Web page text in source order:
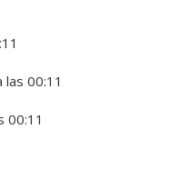
las 00:11
00:11